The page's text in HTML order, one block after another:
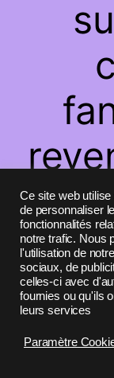
Ce site web
de personnaliser
fonctionnalités
notre trafic. Nous
l'utilisation de
sociaux, de
celles-ci avec
fournies ou qu'ils
leurs services
Paramètre